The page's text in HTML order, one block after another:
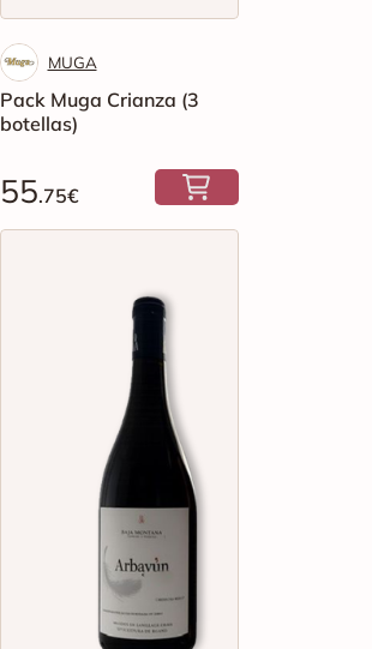
MUGA
Pack Muga Crianza (3
botellas)
55.75€